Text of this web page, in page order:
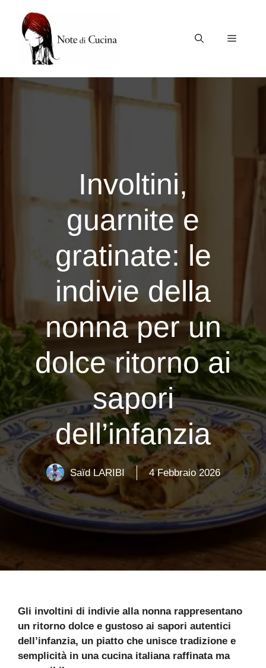
contenuto
Menu
Involtini,
guarnite e
gratinate: le
indivie della
nonna per un
dolce ritorno ai
sapori
dell’infanzia
Saïd LARIBI 4 Febbraio 2026
Gli involtini di indivie alla nonna rappresentano
un ritorno dolce e gustoso ai sapori autentici
dell’infanzia, un piatto che unisce tradizione e
semplicità in una cucina italiana raffinata ma